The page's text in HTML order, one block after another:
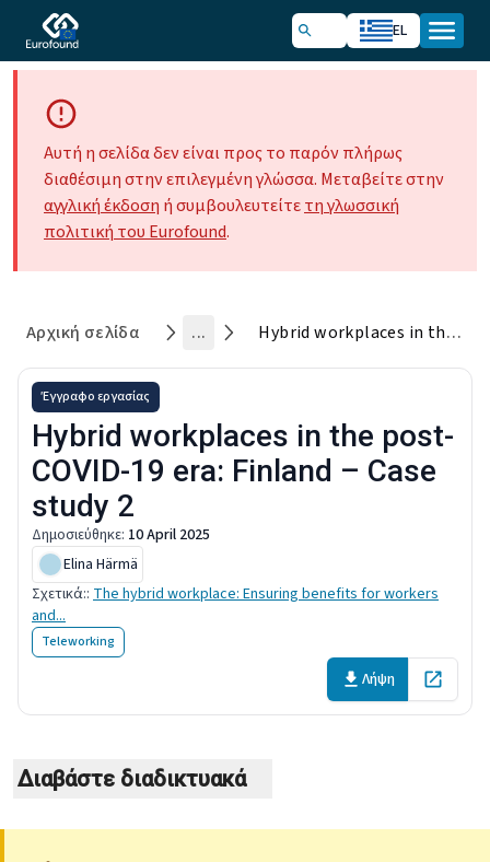
EL
Αυτή η σελίδα δεν είναι προς το παρόν πλήρως
διαθέσιμη στην επιλεγμένη γλώσσα. Μεταβείτε στην
αγγλική έκδοση ή συμβουλευτείτετη γλωσσική
πολιτική του Eurofound.
Αρχική σελίδα ... Hybrid workplaces in the post-COVID-19 era: Finland – Case study 2
Έγγραφο εργασίας
Hybrid workplaces in the post-
COVID-19 era: Finland – Case
study 2
Δημοσιεύθηκε: 10 April 2025
Elina Härmä
Σχετικά:: The hybrid workplace: Ensuring benefits for workers
and...
Teleworking
Λήψη Open in
Διαβάστε διαδικτυακά